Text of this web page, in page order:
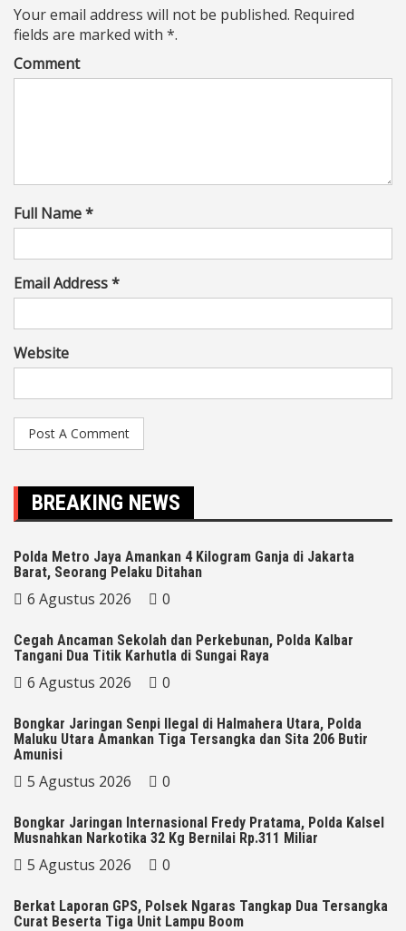
Your email address will not be published. Required
fields are marked with *.
Comment
Full Name *
Email Address *
Website
BREAKING NEWS
Polda Metro Jaya Amankan 4 Kilogram Ganja di Jakarta
Barat, Seorang Pelaku Ditahan
6 Agustus 2026 0
Cegah Ancaman Sekolah dan Perkebunan, Polda Kalbar
Tangani Dua Titik Karhutla di Sungai Raya
6 Agustus 2026 0
Bongkar Jaringan Senpi Ilegal di Halmahera Utara, Polda
Maluku Utara Amankan Tiga Tersangka dan Sita 206 Butir
Amunisi
5 Agustus 2026 0
Bongkar Jaringan Internasional Fredy Pratama, Polda Kalsel
Musnahkan Narkotika 32 Kg Bernilai Rp.311 Miliar
5 Agustus 2026 0
Berkat Laporan GPS, Polsek Ngaras Tangkap Dua Tersangka
Curat Beserta Tiga Unit Lampu Boom